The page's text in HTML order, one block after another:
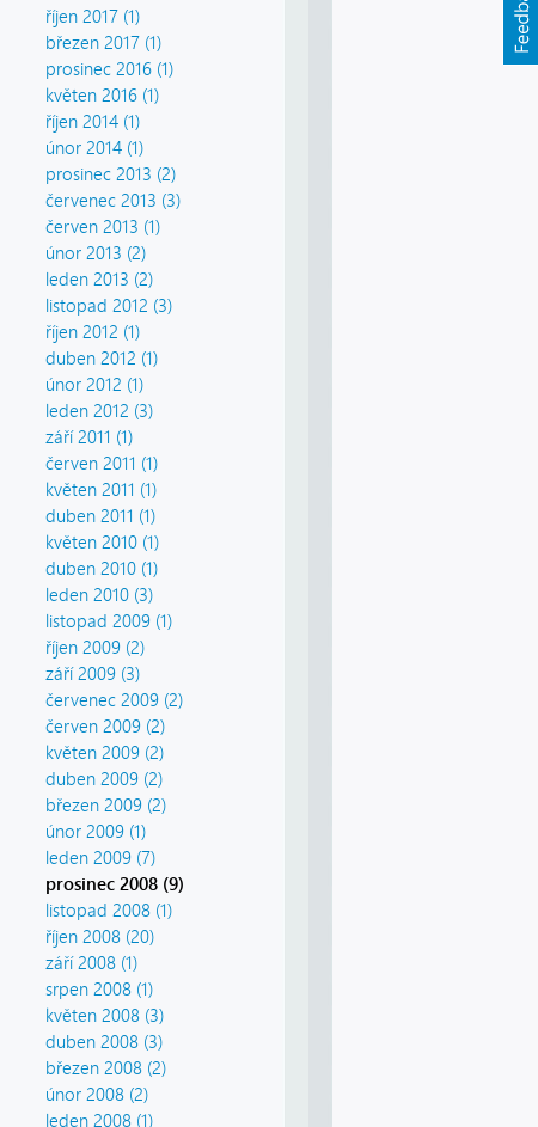
říjen 2017 (1)
březen 2017 (1)
prosinec 2016 (1)
květen 2016 (1)
říjen 2014 (1)
únor 2014 (1)
prosinec 2013 (2)
červenec 2013 (3)
červen 2013 (1)
únor 2013 (2)
leden 2013 (2)
listopad 2012 (3)
říjen 2012 (1)
duben 2012 (1)
únor 2012 (1)
leden 2012 (3)
září 2011 (1)
červen 2011 (1)
květen 2011 (1)
duben 2011 (1)
květen 2010 (1)
duben 2010 (1)
leden 2010 (3)
listopad 2009 (1)
říjen 2009 (2)
září 2009 (3)
červenec 2009 (2)
červen 2009 (2)
květen 2009 (2)
duben 2009 (2)
březen 2009 (2)
únor 2009 (1)
leden 2009 (7)
prosinec 2008 (9)
listopad 2008 (1)
říjen 2008 (20)
září 2008 (1)
srpen 2008 (1)
květen 2008 (3)
duben 2008 (3)
březen 2008 (2)
únor 2008 (2)
leden 2008 (1)